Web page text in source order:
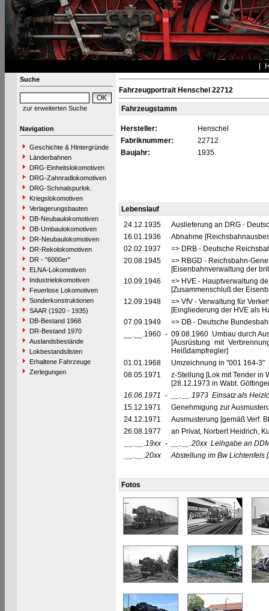
Suche
zur erweiterten Suche
Navigation
Geschichte & Hintergründe
Länderbahnen
DRG-Einheitslokomotiven
DRG-Zahnradlokomotiven
DRG-Schmalspurlok.
Kriegslokomotiven
Verlagerungsbauten
DB-Neubaulokomotiven
DB-Umbaulokomotiven
DR-Neubaulokomotiven
DR-Rekolokomotiven
DR - "6000er"
ELNA-Lokomotiven
Industrielokomotiven
Feuerlose Lokomotiven
Sonderkonstruktionen
SAAR (1920 - 1935)
DB-Bestand 1968
DR-Bestand 1970
Auslandsbestände
Lokbestandslisten
Erhaltene Fahrzeuge
Zerlegungen
Fahrzeugportrait Henschel 22712
Fahrzeugstamm
Hersteller:
Henschel
Fabriknummer:
22712
Baujahr:
1935
Lebenslauf
24.12.1935
Auslieferung an DRG -
16.01.1936
Abnahme
02.02.1937
=> DRB - Deutsche
20.08.1945
=> RBGD - Reichsbahn-
[Eisenbahnverwaltung der
10.09.1946
=> HVE - Hauptverwaltung
[Zusammenschluß der
12.09.1948
=> VfV - Verwaltung für
[Eingliederung der HVE als
07.09.1949
=> DB - Deutsche
__.__.1960 - 09.08.1960 Umbau durch
[Ausrüstung mit
Heißdampfregler]
01.01.1968
Umzeichnung in "001 164-3"
08.05.1971
z-Stellung [Lok mit Tender in
[28.12.1973 in Wabt.
16.06.1971 - __.__.1973 Einsatz als
15.12.1971
Genehmigung zur
24.12.1971
Ausmusterung [gemäß Verf.
26.08.1977
an Privat, Norbert Heidrich,
__.__.19xx - __.__.20xx Leihgabe an
__.__.20xx
Abstellung im Bw Lichtenfels
Fotos